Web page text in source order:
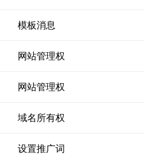
模板消息
网站管理权
网站管理权
域名所有权
设置推广词